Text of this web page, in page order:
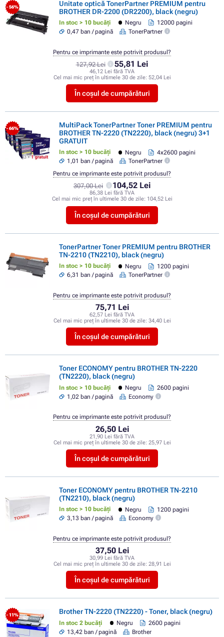
- 56%
Unitate optică TonerPartner PREMIUM pentru
BROTHER DR-2200 (DR2200), black (negru)
In stoc > 10 bucăți Negru
12000 pagini
0,47 ban / pagină
TonerPartner
127,92 Lei 55,81 Lei
46,12 Lei fără TVA
Cel mai mic preț în ultimele 30 de zile: 52,04 Lei
În coșul de cumpărături
Pentru ce imprimante este potrivit produsul?
- 66%
MultiPack TonerPartner Toner PREMIUM pentru
BROTHER TN-2220 (TN2220), black (negru) 3+1
GRATUIT
In stoc > 10 bucăți Negru
4x2600 pagini
1,01 ban / pagină
TonerPartner
307,00 Lei 104,52 Lei
86,38 Lei fără TVA
Cel mai mic preț în ultimele 30 de zile: 104,52 Lei
În coșul de cumpărături
Pentru ce imprimante este potrivit produsul?
TonerPartner Toner PREMIUM pentru BROTHER
TN-2210 (TN2210), black (negru)
In stoc > 10 bucăți Negru
1200 pagini
6,31 ban / pagină
TonerPartner
75,71 Lei
62,57 Lei fără TVA
Cel mai mic preț în ultimele 30 de zile: 34,40 Lei
În coșul de cumpărături
Pentru ce imprimante este potrivit produsul?
Toner ECONOMY pentru BROTHER TN-2220
(TN2220), black (negru)
In stoc > 10 bucăți Negru
2600 pagini
1,02 ban / pagină
Economy
26,50 Lei
21,90 Lei fără TVA
Cel mai mic preț în ultimele 30 de zile: 25,97 Lei
În coșul de cumpărături
Pentru ce imprimante este potrivit produsul?
Toner ECONOMY pentru BROTHER TN-2210
(TN2210), black (negru)
In stoc > 10 bucăți Negru
1200 pagini
3,13 ban / pagină
Economy
37,50 Lei
30,99 Lei fără TVA
Cel mai mic preț în ultimele 30 de zile: 28,91 Lei
În coșul de cumpărături
Pentru ce imprimante este potrivit produsul?
- 11% Brother TN-2220 (TN2220) - Toner, black (negru)
In stoc 2 bucăți Negru
2600 pagini
13,42 ban / pagină
Brother